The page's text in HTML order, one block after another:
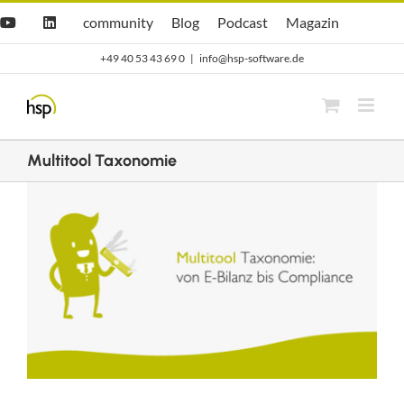
YouTubeLinkedIn
Hsp
community
community
hsp
Blog
Blog Opti.Cast
Podcast Opti.Mag
Magazin
+49 40 53 43 69 0 | info@hsp-software.de
Multitool Taxonomie
grösseres
Bild